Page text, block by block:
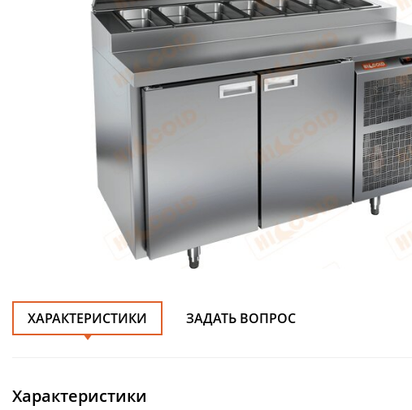
ХАРАКТЕРИСТИКИ ЗАДАТЬ ВОПРОС
Характеристики